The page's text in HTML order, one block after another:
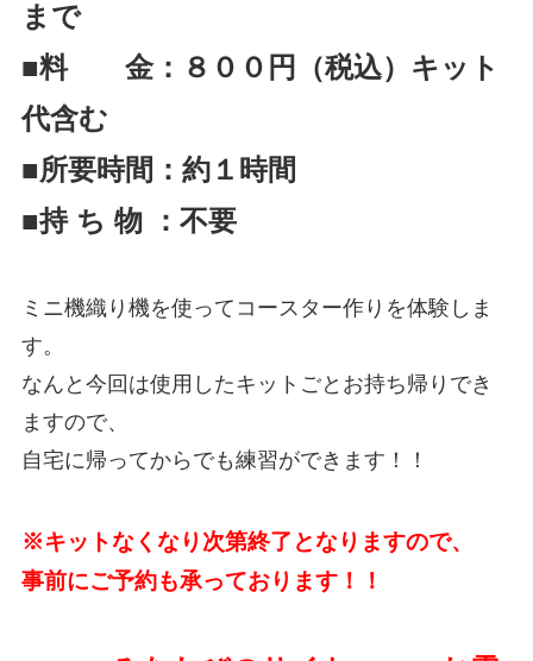
まで
■料 金：８００円（税込）キット
代含む
■所要時間：約１時間
■持 ち 物 ：不要
ミニ機織り機を使ってコースター作りを体験しま
す。
なんと今回は使用したキットごとお持ち帰りでき
ますので、
自宅に帰ってからでも練習ができます！！
※キットなくなり次第終了となりますので、
事前にご予約も承っております！！